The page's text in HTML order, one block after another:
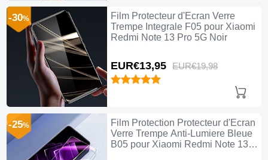
Film Protecteur d'Ecran Verre
Trempe Integrale F05 pour Xiaomi
Redmi Note 13 Pro 5G Noir
EUR€13,95 EUR€19,98
-30%
Film Protection Protecteur d'Ecran
Verre Trempe Anti-Lumiere Bleue
B05 pour Xiaomi Redmi Note 13
-25%